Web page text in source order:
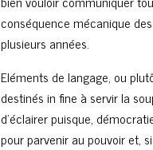
conséquence mécanique
plusieurs années.
Eléments de langage, ou
destinés in fine à servir la
d’éclairer puisque,
pour parvenir au pouvoir et,